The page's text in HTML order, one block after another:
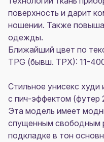
поверхность и дарит
ношении. Также
одежды.
Ближайший цвет по
TPG (бывш. TPX): 11-
Стильное унисекс худи
с пич-эффектом (футер
Эта модель имеет
спущенным свободным
подкладке в тон